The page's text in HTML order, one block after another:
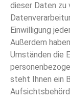
dieser Daten zu
Einwilligung
Außerdem
Umständen die
steht Ihnen ein